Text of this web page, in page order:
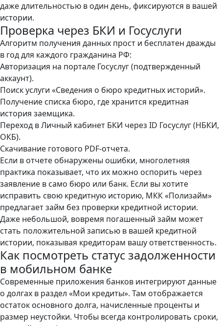
даже длительностью в один день, фиксируются в вашей
истории.
Проверка через БКИ и Госуслуги
Алгоритм получения данных прост и бесплатен дважды
в год для каждого гражданина РФ:
Авторизация на портале Госуслуг (подтвержденный
аккаунт).
Поиск услуги «Сведения о бюро кредитных историй».
Получение списка бюро, где хранится кредитная
история заемщика.
Переход в Личный кабинет БКИ через ID Госуслуг (НБКИ,
ОКБ).
Скачивание готового PDF-отчета.
Если в отчете обнаружены ошибки, многолетняя
практика показывает, что их можно оспорить через
заявление в само бюро или банк. Если вы хотите
исправить свою кредитную историю, МКК «Полизайм»
предлагаетзайм без проверки кредитной истории.
Даже небольшой, вовремя погашенный займ может
стать положительной записью в вашей кредитной
истории, показывая кредиторам вашу ответственность.
Как посмотреть статус задолженности
в мобильном банке
Современные приложения банков интегрируют данные
о долгах в раздел «Мои кредиты». Там отображается
остаток основного долга, начисленные проценты и
размер неустойки. Чтобы всегда контролировать сроки,